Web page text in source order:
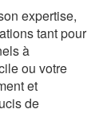
expertise,
tant pour
à
ou votre
et
de